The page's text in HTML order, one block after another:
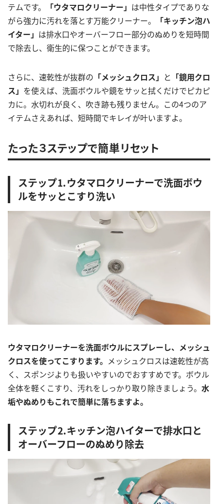
テムです。
「ウタマロクリーナー」 は中性タイプでありな
がら強力に汚れを落とす万能クリーナー。
「キッチン泡ハ
イター」 は排水口やオーバーフロー部分のぬめりを短時間
で除去し、衛生的に保つことができます。
さらに、速乾性が抜群の 「メッシュクロス」 と 「鏡用クロ
ス」 を使えば、洗面ボウルや鏡をサッと拭くだけでピカピ
カに。水切れが良く、吹き跡も残りません。この4つのア
イテムさえあれば、短時間でキレイが叶いますよ。
たった３ステップで簡単リセット
ステップ⒈ウタマロクリーナーで洗面ボウ
ルをサッとこすり洗い
ウタマロクリーナーを洗面ボウルにスプレーし、メッシュ
クロスを使ってこすります。 メッシュクロスは速乾性が高
く、スポンジよりも扱いやすいのでおすすめです。ボウル
全体を軽くこすり、汚れをしっかり取り除きましょう。 水
垢やぬめりもこれで簡単に落ちますよ。
ステップ⒉キッチン泡ハイターで排水口と
オーバーフローのぬめり除去